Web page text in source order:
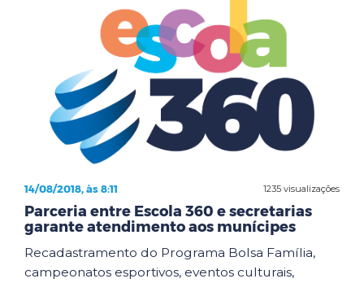
1235 visualizações
14/08/2018, às 8:11
Parceria entre Escola 360 e secretarias
garante atendimento aos munícipes
Recadastramento do Programa Bolsa Família,
campeonatos esportivos, eventos culturais,